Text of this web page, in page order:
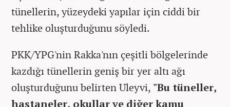
tünellerin, yüzeydeki yapılar için ciddi bir
tehlike oluşturduğunu söyledi.
PKK/YPG'nin Rakka'nın çeşitli bölgelerinde
kazdığı tünellerin geniş bir yer altı ağı
oluşturduğunu belirten Uleyvi, "Bu tüneller,
hastaneler, okullar ve diğer kamu